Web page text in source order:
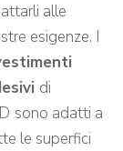
alle
esigenze. I
di
sono adatti a
le superfici